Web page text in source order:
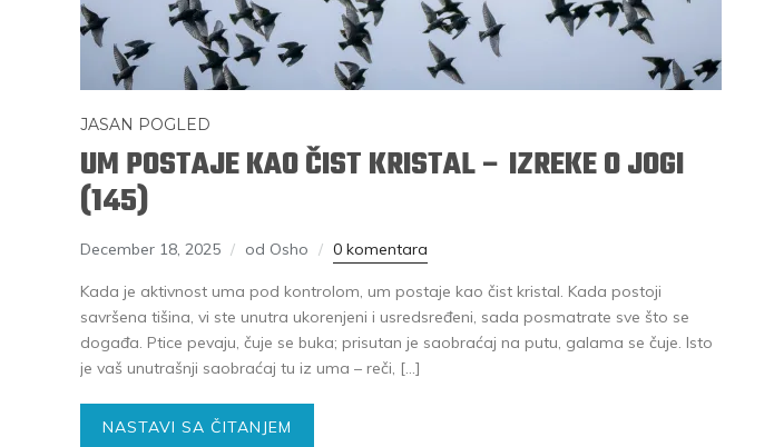
JASAN POGLED
UM POSTAJE KAO ČIST KRISTAL – IZREKE O JOGI
(145)
December 18, 2025 od Osho 0 komentara
Kada je aktivnost uma pod kontrolom, um postaje kao čist kristal. Kada postoji
savršena tišina, vi ste unutra ukorenjeni i usredsređeni, sada posmatrate sve što se
događa. Ptice pevaju, čuje se buka; prisutan je saobraćaj na putu, galama se čuje. Isto
je vaš unutrašnji saobraćaj tu iz uma – reči, […]
NASTAVI SA ČITANJEM